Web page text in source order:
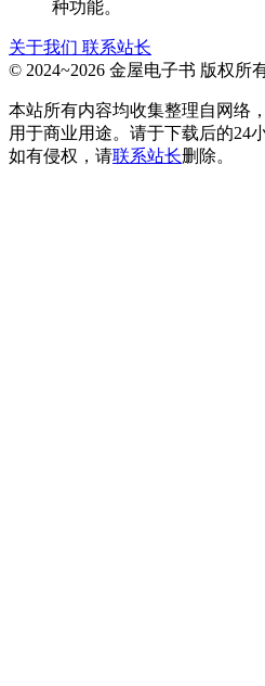
种功能。
关于我们 联系站长
© 2024~2026 金屋电子书 版权所
本站所有内容均收集整理自网络
用于商业用途。请于下载后的24
如有侵权，请联系站长删除。